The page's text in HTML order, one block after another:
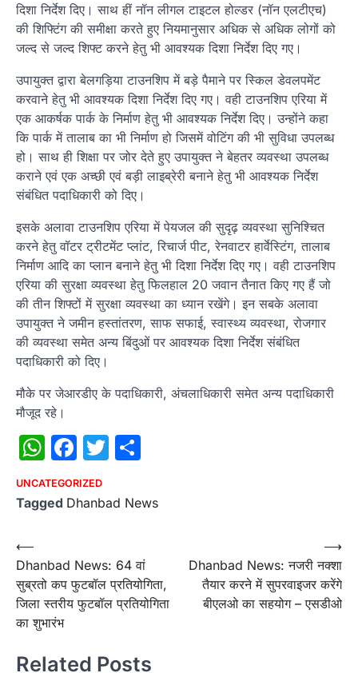
दिशा निर्देश दिए। साथ हीं नॉन लीगल टाइटल होल्डर (नॉन एलटीएच)
की शिफ्टिंग की समीक्षा करते हुए नियमानुसार अधिक से अधिक लोगों को
जल्द से जल्द शिफ्ट करने हेतु भी आवश्यक दिशा निर्देश दिए गए।
उपायुक्त द्वारा बेलगड़िया टाउनशिप में बड़े पैमाने पर स्किल डेवलपमेंट
करवाने हेतु भी आवश्यक दिशा निर्देश दिए गए। वही टाउनशिप एरिया में
एक आकर्षक पार्क के निर्माण हेतु भी आवश्यक निर्देश दिए। उन्होंने कहा
कि पार्क में तालाब का भी निर्माण हो जिसमें वोटिंग की भी सुविधा उपलब्ध
हो। साथ ही शिक्षा पर जोर देते हुए उपायुक्त ने बेहतर व्यवस्था उपलब्ध
कराने एवं एक अच्छी एवं बड़ी लाइब्रेरी बनाने हेतु भी आवश्यक निर्देश
संबंधित पदाधिकारी को दिए।
इसके अलावा टाउनशिप एरिया में पेयजल की सुदृढ़ व्यवस्था सुनिश्चित
करने हेतु वॉटर ट्रीटमेंट प्लांट, रिचार्ज पीट, रेनवाटर हार्वेस्टिंग, तालाब
निर्माण आदि का प्लान बनाने हेतु भी दिशा निर्देश दिए गए। वही टाउनशिप
एरिया की सुरक्षा व्यवस्था हेतु फिलहाल 20 जवान तैनात किए गए हैं जो
की तीन शिफ्टों में सुरक्षा व्यवस्था का ध्यान रखेंगे। इन सबके अलावा
उपायुक्त ने जमीन हस्तांतरण, साफ सफाई, स्वास्थ्य व्यवस्था, रोजगार
की व्यवस्था समेत अन्य बिंदुओं पर आवश्यक दिशा निर्देश संबंधित
पदाधिकारी को दिए।
मौके पर जेआरडीए के पदाधिकारी, अंचलाधिकारी समेत अन्य पदाधिकारी
मौजूद रहे।
WhatsApp
Facebook
Twitter
UNCATEGORIZED
Tagged Dhanbad News
Post
navigation
⟵
Dhanbad News: 64 वां
सुब्रतो कप फुटबॉल प्रतियोगिता,
जिला स्तरीय फुटबॉल प्रतियोगिता
का शुभारंभ
Dhanbad News: नजरी नक्शा
तैयार करने में सुपरवाइजर करेंगे
बीएलओ का सहयोग – एसडीओ
⟶
Related Posts